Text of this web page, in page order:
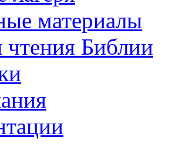
материалы
Библии